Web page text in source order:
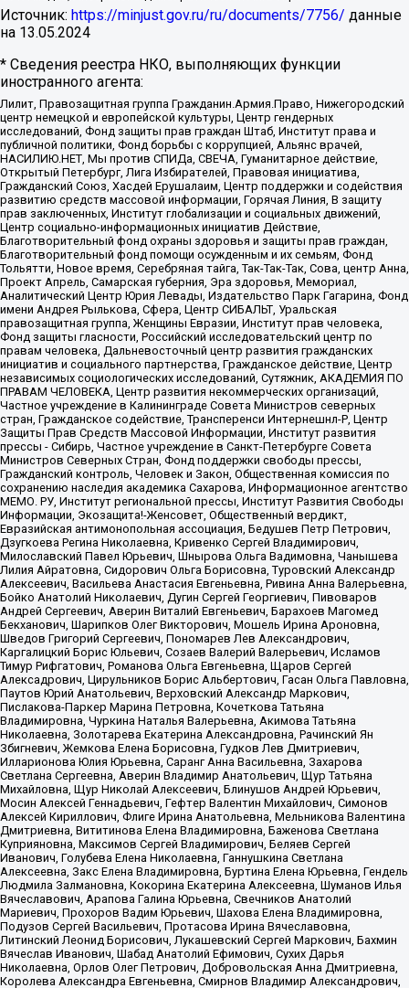
Источник: https://minjust.gov.ru/ru/documents/7756/ данные
на 13.05.2024
* Сведения реестра НКО, выполняющих функции
иностранного агента:
Лилит, Правозащитная группа Гражданин.Армия.Право, Нижегородский
центр немецкой и европейской культуры, Центр гендерных
исследований, Фонд защиты прав граждан Штаб, Институт права и
публичной политики, Фонд борьбы с коррупцией, Альянс врачей,
НАСИЛИЮ.НЕТ, Мы против СПИДа, СВЕЧА, Гуманитарное действие,
Открытый Петербург, Лига Избирателей, Правовая инициатива,
Гражданский Союз, Хасдей Ерушалаим, Центр поддержки и содействия
развитию средств массовой информации, Горячая Линия, В защиту
прав заключенных, Институт глобализации и социальных движений,
Центр социально-информационных инициатив Действие,
Благотворительный фонд охраны здоровья и защиты прав граждан,
Благотворительный фонд помощи осужденным и их семьям, Фонд
Тольятти, Новое время, Серебряная тайга, Так-Так-Так, Сова, центр Анна,
Проект Апрель, Самарская губерния, Эра здоровья, Мемориал,
Аналитический Центр Юрия Левады, Издательство Парк Гагарина, Фонд
имени Андрея Рылькова, Сфера, Центр СИБАЛЬТ, Уральская
правозащитная группа, Женщины Евразии, Институт прав человека,
Фонд защиты гласности, Российский исследовательский центр по
правам человека, Дальневосточный центр развития гражданских
инициатив и социального партнерства, Гражданское действие, Центр
независимых социологических исследований, Сутяжник, АКАДЕМИЯ ПО
ПРАВАМ ЧЕЛОВЕКА, Центр развития некоммерческих организаций,
Частное учреждение в Калининграде Совета Министров северных
стран, Гражданское содействие, Трансперенси Интернешнл-Р, Центр
Защиты Прав Средств Массовой Информации, Институт развития
прессы - Сибирь, Частное учреждение в Санкт-Петербурге Совета
Министров Северных Стран, Фонд поддержки свободы прессы,
Гражданский контроль, Человек и Закон, Общественная комиссия по
сохранению наследия академика Сахарова, Информационное агентство
МЕМО. РУ, Институт региональной прессы, Институт Развития Свободы
Информации, Экозащита!-Женсовет, Общественный вердикт,
Евразийская антимонопольная ассоциация, Бедушев Петр Петрович,
Дзугкоева Регина Николаевна, Кривенко Сергей Владимирович,
Милославский Павел Юрьевич, Шнырова Ольга Вадимовна, Чанышева
Лилия Айратовна, Сидорович Ольга Борисовна, Туровский Александр
Алексеевич, Васильева Анастасия Евгеньевна, Ривина Анна Валерьевна,
Бойко Анатолий Николаевич, Дугин Сергей Георгиевич, Пивоваров
Андрей Сергеевич, Аверин Виталий Евгеньевич, Барахоев Магомед
Бекханович, Шарипков Олег Викторович, Мошель Ирина Ароновна,
Шведов Григорий Сергеевич, Пономарев Лев Александрович,
Каргалицкий Борис Юльевич, Созаев Валерий Валерьевич, Исламов
Тимур Рифгатович, Романова Ольга Евгеньевна, Щаров Сергей
Алексадрович, Цирульников Борис Альбертович, Гасан Ольга Павловна,
Паутов Юрий Анатольевич, Верховский Александр Маркович,
Пислакова-Паркер Марина Петровна, Кочеткова Татьяна
Владимировна, Чуркина Наталья Валерьевна, Акимова Татьяна
Николаевна, Золотарева Екатерина Александровна, Рачинский Ян
Збигневич, Жемкова Елена Борисовна, Гудков Лев Дмитриевич,
Илларионова Юлия Юрьевна, Саранг Анна Васильевна, Захарова
Светлана Сергеевна, Аверин Владимир Анатольевич, Щур Татьяна
Михайловна, Щур Николай Алексеевич, Блинушов Андрей Юрьевич,
Мосин Алексей Геннадьевич, Гефтер Валентин Михайлович, Симонов
Алексей Кириллович, Флиге Ирина Анатольевна, Мельникова Валентина
Дмитриевна, Вититинова Елена Владимировна, Баженова Светлана
Куприяновна, Максимов Сергей Владимирович, Беляев Сергей
Иванович, Голубева Елена Николаевна, Ганнушкина Светлана
Алексеевна, Закс Елена Владимировна, Буртина Елена Юрьевна, Гендель
Людмила Залмановна, Кокорина Екатерина Алексеевна, Шуманов Илья
Вячеславович, Арапова Галина Юрьевна, Свечников Анатолий
Мариевич, Прохоров Вадим Юрьевич, Шахова Елена Владимировна,
Подузов Сергей Васильевич, Протасова Ирина Вячеславовна,
Литинский Леонид Борисович, Лукашевский Сергей Маркович, Бахмин
Вячеслав Иванович, Шабад Анатолий Ефимович, Сухих Дарья
Николаевна, Орлов Олег Петрович, Добровольская Анна Дмитриевна,
Королева Александра Евгеньевна, Смирнов Владимир Александрович,